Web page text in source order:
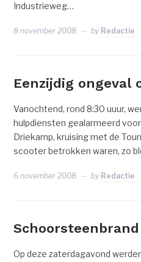
Industrieweg…
8 november 2008 by Redactie
Eenzijdig ongeval
Vanochtend, rond 8:30 uuur,
hulpdiensten gealarmeerd
Driekamp, kruising met de
scooter betrokken waren, zo
6 november 2008 by Redactie
Op deze zaterdagavond